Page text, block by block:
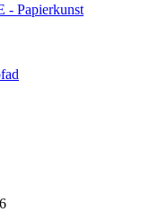
Papierkunst